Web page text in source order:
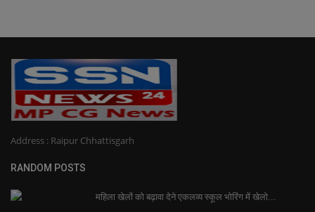
Address : Raipur Chhattisgarh
RANDOM POSTS
महिला खेलों को बढ़ावा देने एकलव्य स्कूल भोरिंग में खेलो...